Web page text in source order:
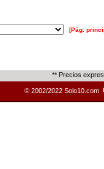
[Pág.
** Precios
© 2002/2022 Solo10.com